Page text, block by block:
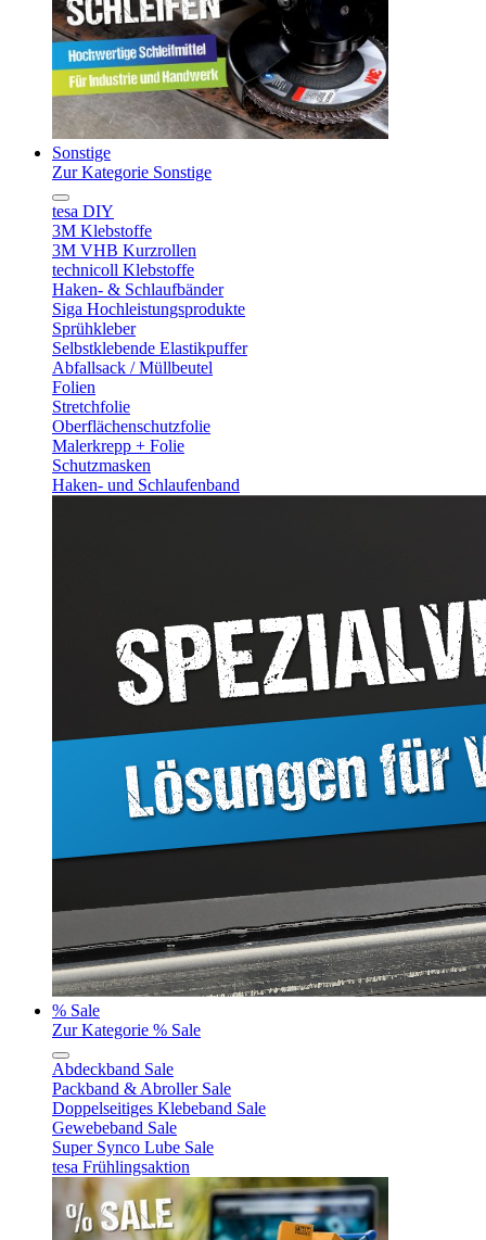
Sonstige
Zur Kategorie Sonstige
tesa DIY
3M Klebstoffe
3M VHB Kurzrollen
technicoll Klebstoffe
Haken- & Schlaufbänder
Siga Hochleistungsprodukte
Sprühkleber
Selbstklebende Elastikpuffer
Abfallsack / Müllbeutel
Folien
Stretchfolie
Oberflächenschutzfolie
Malerkrepp + Folie
Schutzmasken
Haken- und Schlaufenband
% Sale
Zur Kategorie % Sale
Abdeckband Sale
Packband & Abroller Sale
Doppelseitiges Klebeband Sale
Gewebeband Sale
Super Synco Lube Sale
tesa Frühlingsaktion